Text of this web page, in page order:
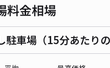
料金相場
駐車場（15分あたりの